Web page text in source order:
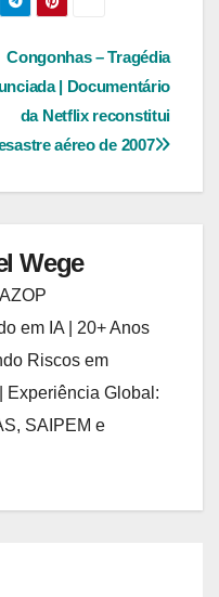
Congonhas – Tragédia
| Documentário
da Netflix reconstitui
aéreo de 2007
Wege
em IA | 20+ Anos
Riscos em
Experiência Global:
SAIPEM e